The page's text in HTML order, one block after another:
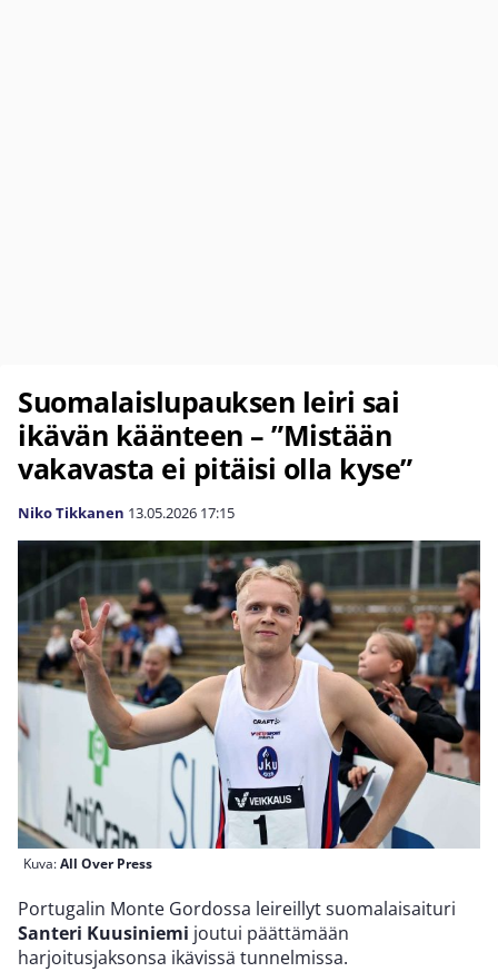
Suomalaislupauksen leiri sai
ikävän käänteen – ”Mistään
vakavasta ei pitäisi olla kyse”
Niko Tikkanen 13.05.2026 17:15
Kuva:All Over Press
Portugalin Monte Gordossa leireillyt suomalaisaituri
Santeri Kuusiniemi joutui päättämään
harjoitusjaksonsa ikävissä tunnelmissa.